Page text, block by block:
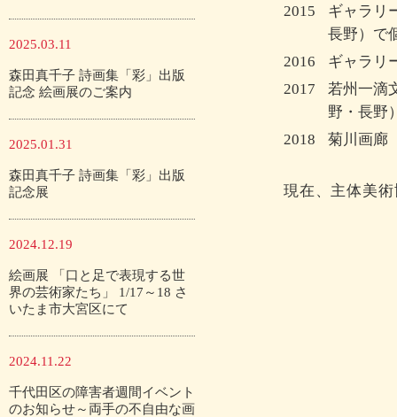
2025.03.11
森田真千子 詩画集「彩」出版
記念 絵画展のご案内
2025.01.31
森田真千子 詩画集「彩」出版
記念展
2024.12.19
絵画展 「口と足で表現する世
界の芸術家たち」 1/17～18 さ
いたま市大宮区にて
2024.11.22
千代田区の障害者週間イベント
のお知らせ～両手の不自由な画
2015
ギャラリ
長野）で
2016
ギャラリ
2017
若州一滴
野・長野
2018
菊川画廊
現在、主体美